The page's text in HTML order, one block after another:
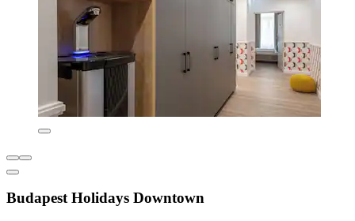
Budapest Holidays Downtown